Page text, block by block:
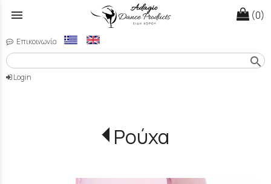
menu (0)
Επικοινωνία
search
Login
Ρούχα